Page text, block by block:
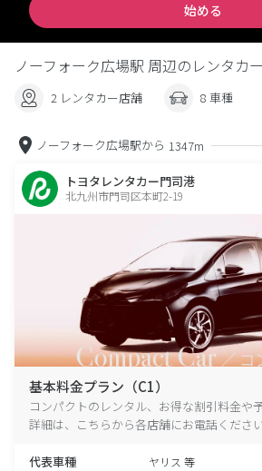
始める
ノーフォーク広場駅 周辺のレンタカ
2 レンタカー店舗 8 車種
ノーフォーク広場駅から 1347m
トヨタレンタカー門司港
北九州市門司区本町2-19
基本料金プラン（C1）
コンパクトのレンタル、お得な割引料金や
詳細は、こちらから各店舗にお電話ください
代表車種 ヤリス 等